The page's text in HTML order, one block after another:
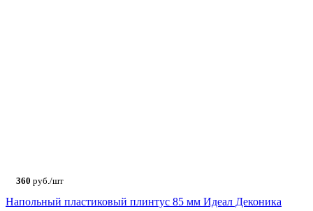
360 руб./шт
Напольный пластиковый плинтус 85 мм Идеал Деконика